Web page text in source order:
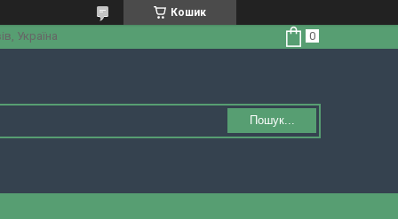
Кошик
Україна
Пошук...